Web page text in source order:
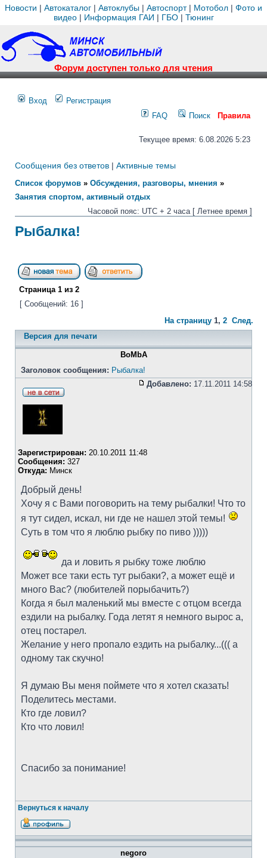
Новости | Автокаталог | Автоклубы | Автоспорт| Мотобол | Фото и
видео| Информация ГАИ | ГБО| Тюнинг
Форум доступен только для чтения
Вход
Регистрация
FAQ
Поиск Правила
Текущее время: 6.08.2026 5:23
Сообщения без ответов | Активные темы
Список форумов » Обсуждения, разговоры, мнения »
Занятия спортом, активный отдых
Часовой пояс: UTC + 2 часа [ Летнее время ]
Рыбалка!
Страница 1 из 2
[ Сообщений: 16 ]
На страницу 1, 2 След.
Версия для печати
BoMbA
Заголовок сообщения: Рыбалка!
Добавлено: 17.11.2011 14:58
Зарегистрирован: 20.10.2011 11:48
Сообщения: 327
Откуда: Минск
Добрый день!
Хочу я с Вами поговорить на тему рыбалки! Что то
я тут сидел, искал, ни где не нашел этой темы!
Суть в том что я люблю рыбку по пиво )))))
да и ловить я рыбку тоже люблю
Может все таки есть тут рыбаки?, а может ещё и
много Вас? (любителей порыбачить?)
Когда я был маленький мы вместе с отцом всегда
ездили на рыбалку. Года летят я немного вырос а,
отец постарел.
Желание у него пропало ездить на рыбалку...((( а
одному так скучно!
Я думаю Вы меня поймете что я хотел сказать!
Поделитесь местами.
Кто где ловил?
Кто что ловил!
Спасибо за понимание!
Вернуться к началу
negoro